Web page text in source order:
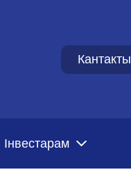
Кантакты
Iнвестарам